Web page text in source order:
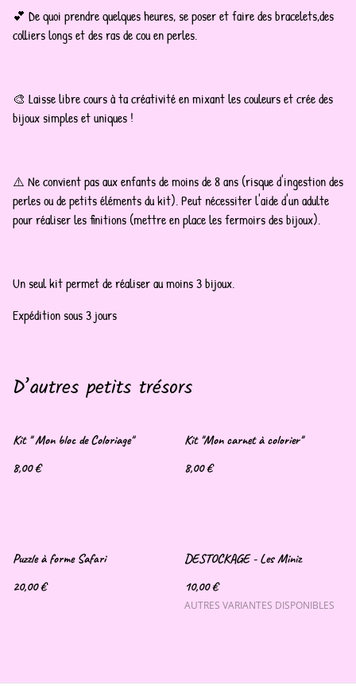
💕 De quoi prendre quelques heures, se poser et faire des bracelets,des
colliers longs et des ras de cou en perles.
🎨 Laisse libre cours à ta créativité en mixant les couleurs et crée des
bijoux simples et uniques !
⚠️ Ne convient pas aux enfants de moins de 8 ans (risque d'ingestion des
perles ou de petits éléments du kit). Peut nécessiter l'aide d'un adulte
pour réaliser les finitions (mettre en place les fermoirs des bijoux).
Un seul kit permet de réaliser au moins 3 bijoux.
Expédition sous 3 jours
D’autres petits trésors
Kit '' Mon bloc de Coloriage"
8,00 €
Kit ''Mon carnet à colorier''
8,00 €
Puzzle à forme Safari
20,00 €
DESTOCKAGE - Les Miniz
10,00 €
AUTRES VARIANTES DISPONIBLES